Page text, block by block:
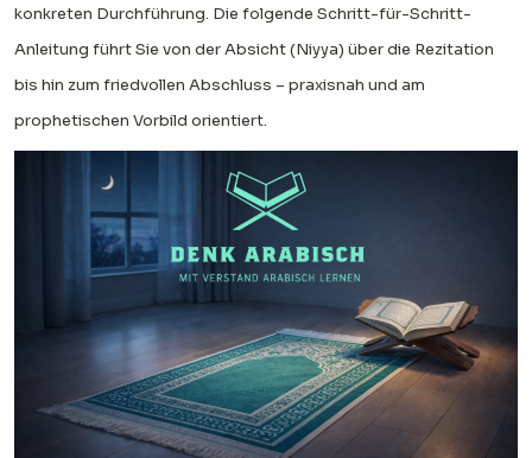
konkreten Durchführung. Die folgende Schritt-für-Schritt-
Anleitung führt Sie von der Absicht (Niyya) über die Rezitation
bis hin zum friedvollen Abschluss – praxisnah und am
prophetischen Vorbild orientiert.